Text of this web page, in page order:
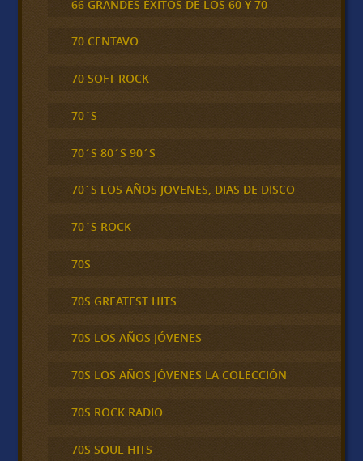
66 GRANDES ÉXITOS DE LOS 60 Y 70
70 CENTAVO
70 SOFT ROCK
70´S
70´S 80´S 90´S
70´S LOS AÑOS JOVENES, DIAS DE DISCO
70´S ROCK
70S
70S GREATEST HITS
70S LOS AÑOS JÓVENES
70S LOS AÑOS JÓVENES LA COLECCIÓN
70S ROCK RADIO
70S SOUL HITS